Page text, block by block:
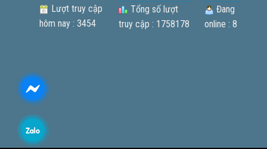
Lượt truy cập
hôm nay : 3454
Tổng số lượt
truy cập : 1758178
Đang
online : 8